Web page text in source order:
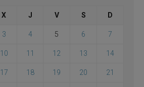
X J V S D
3 4 5 6 7
10 11 12 13 14
17 18 19 20 21